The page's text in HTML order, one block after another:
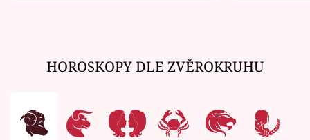
HOROSKOPY DLE ZVĚROKRUHU